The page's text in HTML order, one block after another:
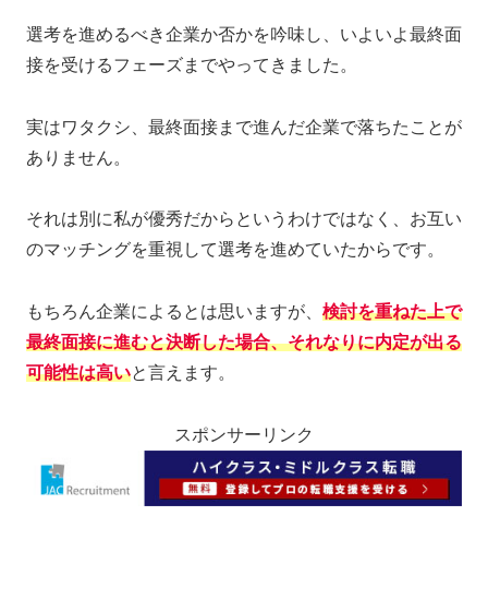
選考を進めるべき企業か否かを吟味し、いよいよ最終面
接を受けるフェーズまでやってきました。
実はワタクシ、最終面接まで進んだ企業で落ちたことが
ありません。
それは別に私が優秀だからというわけではなく、お互い
のマッチングを重視して選考を進めていたからです。
もちろん企業によるとは思いますが、 検討を重ねた上で
最終面接に進むと決断した場合、それなりに内定が出る
可能性は高いと言えます。
スポンサーリンク